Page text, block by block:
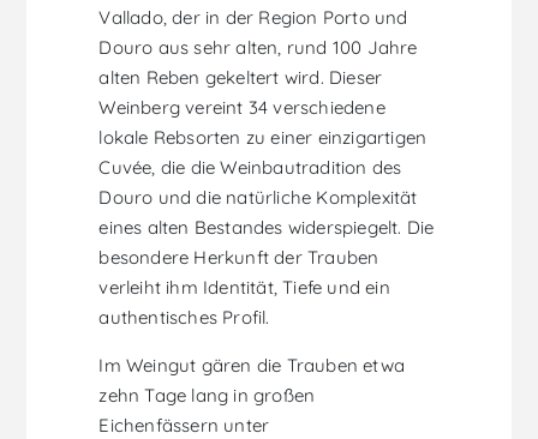
Vallado, der in der Region Porto und
Douro aus sehr alten, rund 100 Jahre
alten Reben gekeltert wird. Dieser
Weinberg vereint 34 verschiedene
lokale Rebsorten zu einer einzigartigen
Cuvée, die die Weinbautradition des
Douro und die natürliche Komplexität
eines alten Bestandes widerspiegelt. Die
besondere Herkunft der Trauben
verleiht ihm Identität, Tiefe und ein
authentisches Profil.
Im Weingut gären die Trauben etwa
zehn Tage lang in großen
Eichenfässern unter